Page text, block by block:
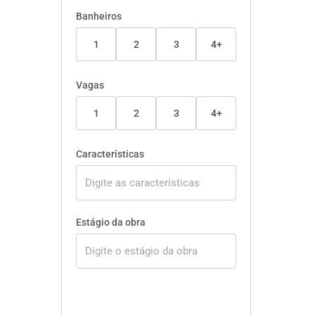
Banheiros
1 2 3 4+
Vagas
1 2 3 4+
Características
Estágio da obra